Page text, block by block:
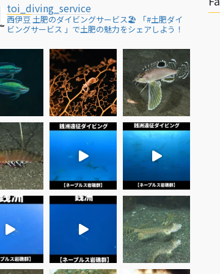
toi_diving_service
西伊豆 土肥のダイビングサービス🏖
「#土肥ダイ
ビングサービス 」で土肥の魅力をシェアしよう！